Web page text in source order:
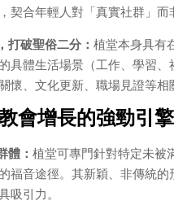
契合年輕人對「真實社群」而
打破聖俗二分：植堂本身具有
具體生活場景（工作、學習
懷、文化更新、職場見證等
會增長的強勁引擎
體：植堂可專門針對特定未被
福音途徑。其新穎、非傳統
吸引力。